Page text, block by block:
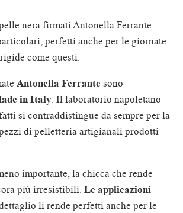
nera firmati Antonella Ferrante
perfetti anche per le giornate
come questi.
Antonella Ferrante sono
in Italy. Il laboratorio napoletano
si contraddistingue da sempre per la
di pelletteria artigianali prodotti
importante, la chicca che rende
più irresistibili. Le applicazioni
li rende perfetti anche per le